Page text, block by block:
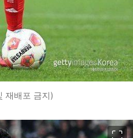
재배포 금지)